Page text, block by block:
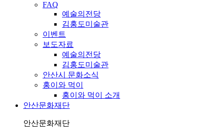
FAQ
예술의전당
김홍도미술관
이벤트
보도자료
예술의전당
김홍도미술관
안산시 문화소식
홍이와 먹이
홍이와 먹이 소개
안산문화재단
안산문화재단